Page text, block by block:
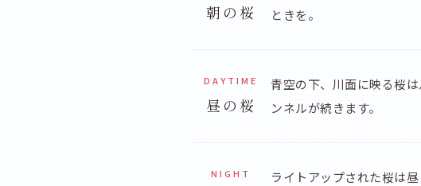
朝の桜
ときを。
DAYTIME
昼の桜
青空の下、川面に映る桜
ンネルが続きます。
NIGHT
ライトアップされた桜は